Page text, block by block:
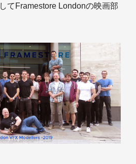
てFramestore Londonの映画部